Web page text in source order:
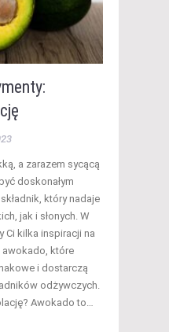
a zarazem sycącą
doskonałym
który nadaje
jak i słonych. W
Ci kilka inspiracji na
awokado, które
i dostarczą
odżywczych.
Awokado to…